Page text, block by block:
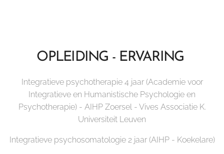
OPLEIDING - ERVARING
Integratieve psychotherapie 4 jaar (Academie voor
Integratieve en Humanistische Psychologie en
Psychotherapie) - AIHP Zoersel - Vives Associatie K.
Universiteit Leuven
Integratieve psychosomatologie 2 jaar (AIHP - Koekelare)